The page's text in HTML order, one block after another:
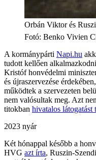
Orbán Viktor és
Fotó: Benko Vivien
A kormánypárti Napi.hu
tudott kellően
Kristóf honvédelmi
és újraszervezése
működtek a szervezeten
nem valósultak meg. Azt
titokban hivatalos látogatást
2023 nyár
Két hónappal később a
HVG azt írta, Ruszin-